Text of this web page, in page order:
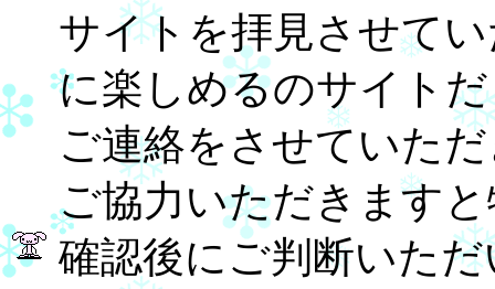
サイトを拝見させて
に楽しめるのサイト
ご連絡をさせていた
ご協力いただきます
確認後にご判断いた